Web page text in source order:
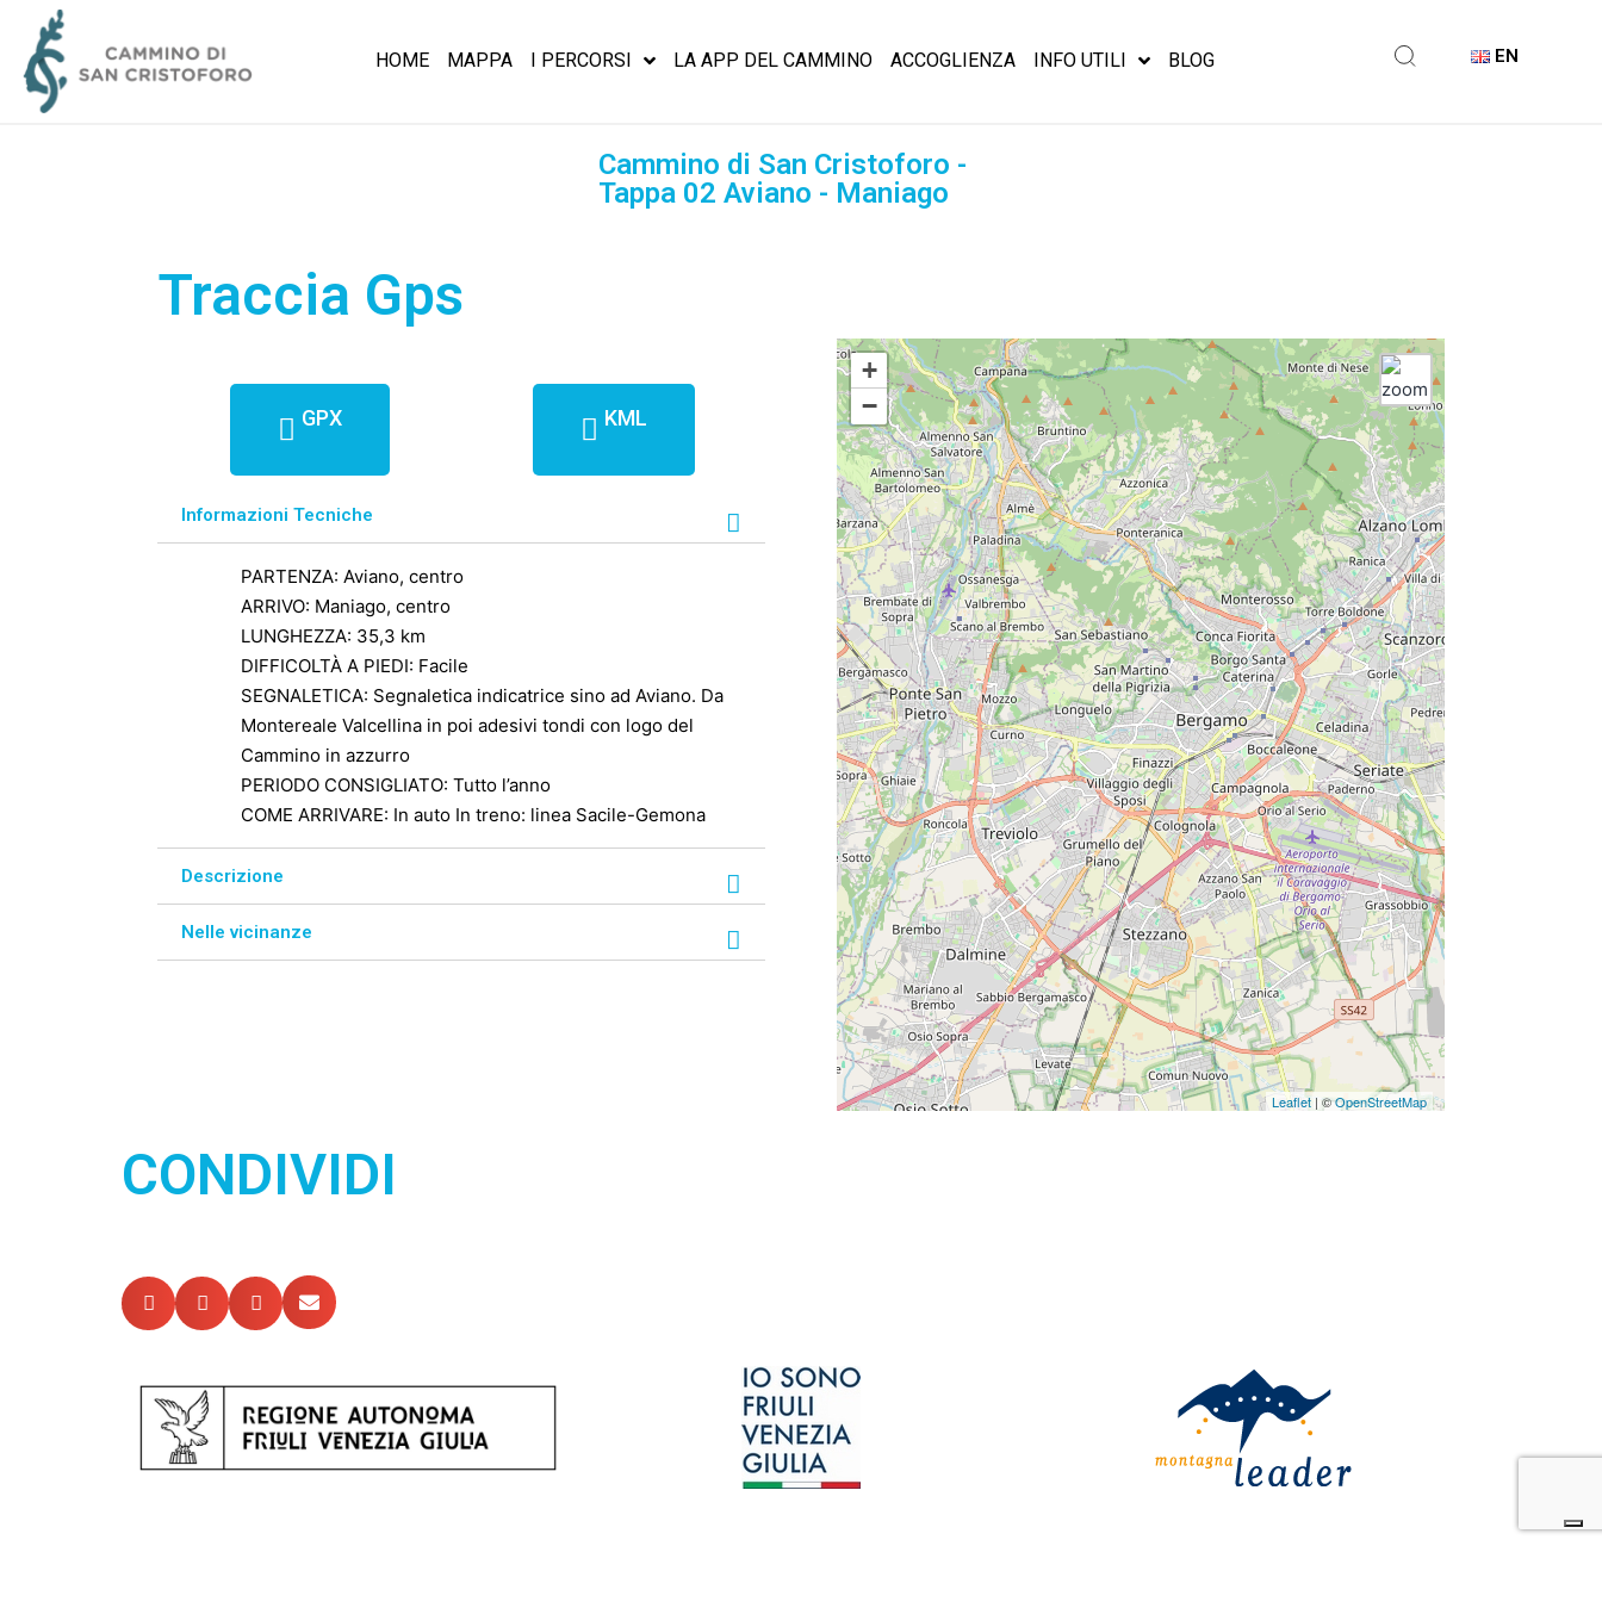
HOME MAPPA I PERCORSI LA APP DEL CAMMINO ACCOGLIENZA INFO UTILI BLOG EN
Cammino di San Cristoforo -
Tappa 02 Aviano - Maniago
Traccia Gps
GPX KML
Informazioni Tecniche
PARTENZA: Aviano, centro
ARRIVO: Maniago, centro
LUNGHEZZA: 35,3 km
DIFFICOLTÀ A PIEDI: Facile
SEGNALETICA: Segnaletica indicatrice sino ad Aviano. Da
Montereale Valcellina in poi adesivi tondi con logo del
Cammino in azzurro
PERIODO CONSIGLIATO: Tutto l’anno
COME ARRIVARE: In auto In treno: linea Sacile-Gemona
Descrizione
Nelle vicinanze
+
−
Leaflet | ©OpenStreetMap
CONDIVIDI